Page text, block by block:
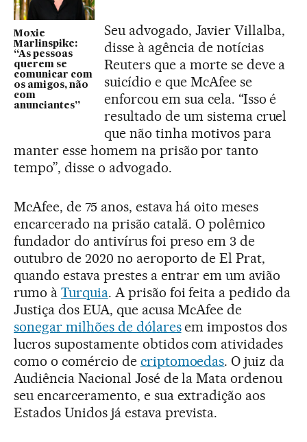
Moxie
Marlinspike:
“As pessoas
querem se
comunicar com
os amigos, não
com
anunciantes”
Seu advogado, Javier Villalba,
disse à agência de notícias
Reuters que a morte se deve a
suicídio e que McAfee se
enforcou em sua cela. “Isso é
resultado de um sistema cruel
que não tinha motivos para
manter esse homem na prisão por tanto
tempo”, disse o advogado.
McAfee, de 75 anos, estava há oito meses
encarcerado na prisão catalã. O polêmico
fundador do antivírus foi preso em 3 de
outubro de 2020 no aeroporto de El Prat,
quando estava prestes a entrar em um avião
rumo à Turquia. A prisão foi feita a pedido da
Justiça dos EUA, que acusa McAfee de
sonegar milhões de dólaresem impostos dos
lucros supostamente obtidos com atividades
como o comércio de criptomoedas. O juiz da
Audiência Nacional José de la Mata ordenou
seu encarceramento, e sua extradição aos
Estados Unidos já estava prevista.